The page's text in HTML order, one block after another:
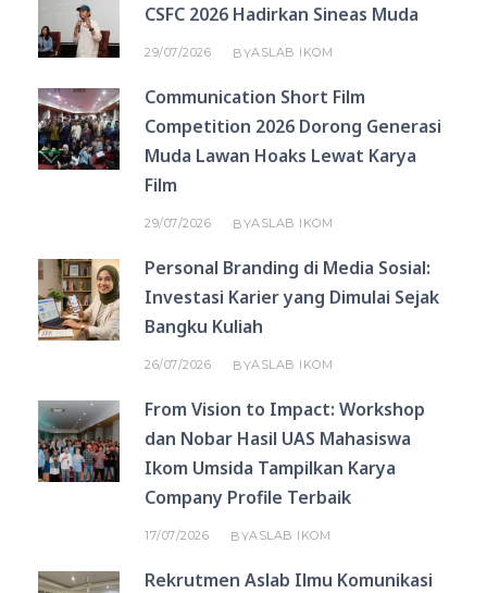
CSFC 2026 Hadirkan Sineas Muda
29/07/2026 BYASLAB IKOM
Communication Short Film
Competition 2026 Dorong Generasi
Muda Lawan Hoaks Lewat Karya
Film
29/07/2026 BYASLAB IKOM
Personal Branding di Media Sosial:
Investasi Karier yang Dimulai Sejak
Bangku Kuliah
26/07/2026 BYASLAB IKOM
From Vision to Impact: Workshop
dan Nobar Hasil UAS Mahasiswa
Ikom Umsida Tampilkan Karya
Company Profile Terbaik
17/07/2026 BYASLAB IKOM
Rekrutmen Aslab Ilmu Komunikasi